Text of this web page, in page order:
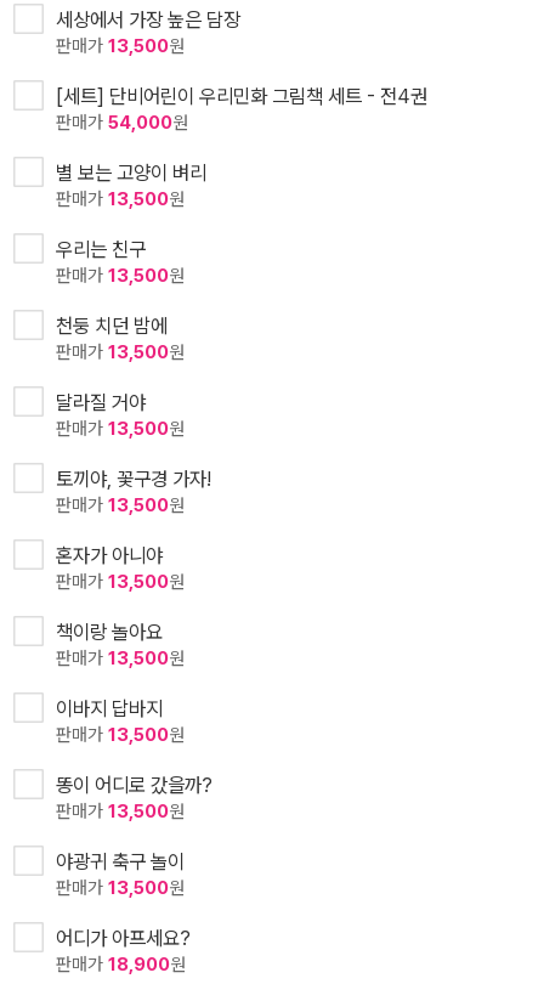
세상에서 가장 높은 담장
판매가 13,500원
[세트] 단비어린이 우리민화 그림책 세트 - 전4권
판매가 54,000원
별 보는 고양이 벼리
판매가 13,500원
우리는 친구
판매가 13,500원
천둥 치던 밤에
판매가 13,500원
달라질 거야
판매가 13,500원
토끼야, 꽃구경 가자!
판매가 13,500원
혼자가 아니야
판매가 13,500원
책이랑 놀아요
판매가 13,500원
이바지 답바지
판매가 13,500원
똥이 어디로 갔을까?
판매가 13,500원
야광귀 축구 놀이
판매가 13,500원
어디가 아프세요?
판매가 18,900원